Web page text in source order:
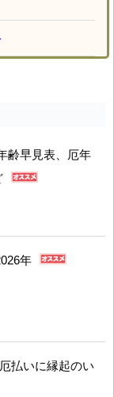
齢早見表、厄年
年
払いに縁起のい